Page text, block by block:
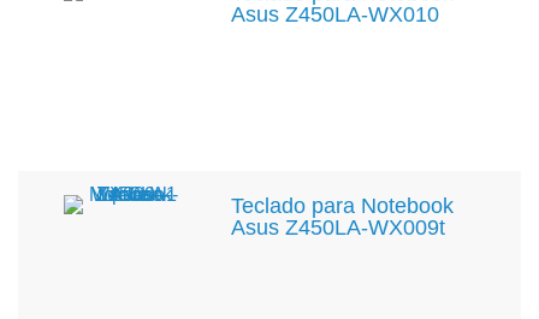
Asus Z450LA-WX010
Teclado para Notebook
Asus Z450LA-WX009t